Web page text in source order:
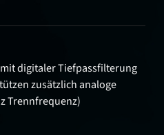
digitaler Tiefpassfilterung
zusätzlich analoge
Trennfrequenz)